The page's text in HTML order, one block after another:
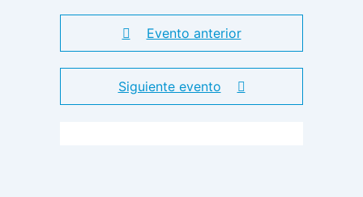
Evento anterior
Siguiente evento